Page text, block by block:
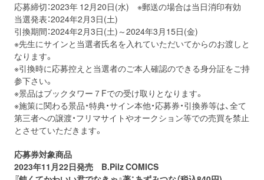
応募締切：2023年 12月20日(水) ※郵送の場合は当日消印有効
当選発表：2024年2月3日(土)
引換期間：2024年2月3日(土)～2024年3月15日(金)
※先生にサインと当選者氏名を入れていただいてからのお渡しと
なります。
※引換時に応募控えと当選者のご本人確認のできる身分証をご持
参下さい。
※景品はブックタワー７Fでの受け取りとなります。
※施策に関わる景品・特典・サイン本他・応募券・引換券等は、全て
第三者への譲渡・フリマサイトやオークション等での売買を禁止
とさせていただきます。
応募券対象商品
2023年11月22日発売 B.Pilz COMICS